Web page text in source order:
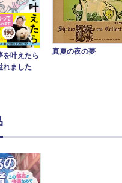
を叶えたら
れました
真夏の夜の夢